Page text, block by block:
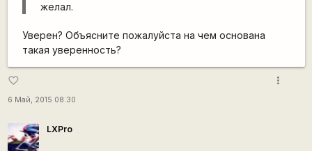
желал.
Уверен? Объясните пожалуйста на чем основана
такая уверенность?
favorite_border
6 Май, 2015 08:30
more_vert
LXPro